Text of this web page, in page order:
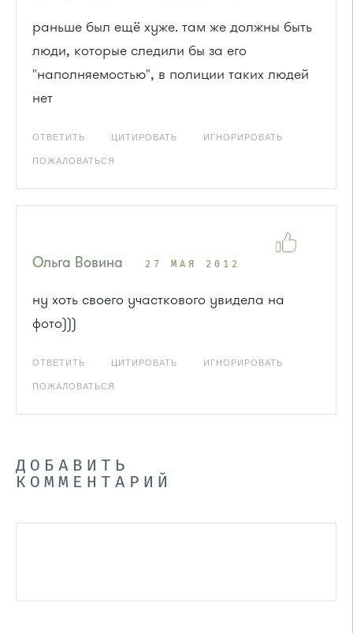
раньше был ещё хуже. там же должны быть
люди, которые следили бы за его
"наполняемостью", в полиции таких людей
нет
ОТВЕТИТЬ ЦИТИРОВАТЬ ИГНОРИРОВАТЬ
ПОЖАЛОВАТЬСЯ
Ольга Вовина 27 МАЯ 2012
ну хоть своего участкового увидела на
фото)))
ОТВЕТИТЬ ЦИТИРОВАТЬ ИГНОРИРОВАТЬ
ПОЖАЛОВАТЬСЯ
ДОБАВИТЬ
КОММЕНТАРИЙ